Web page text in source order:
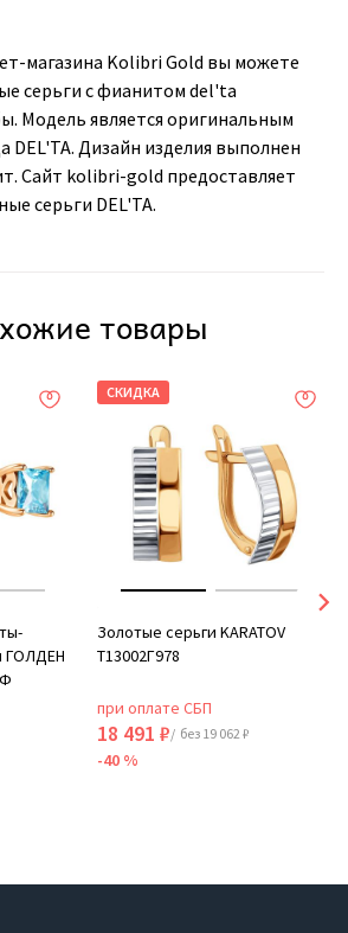
магазина Kolibri Gold вы можете
серьги с фианитом del'ta
Модель является оригинальным
DEL'TA. Дизайн изделия выполнен
Сайт kolibri-gold предоставляет
серьги DEL'TA.
товары
ГОЛДЕН
СКИДКА
Золотые серьги KARATOV
Т13002Г978
при оплате СБП
18 491 ₽/ без 19 062 ₽
-40 %